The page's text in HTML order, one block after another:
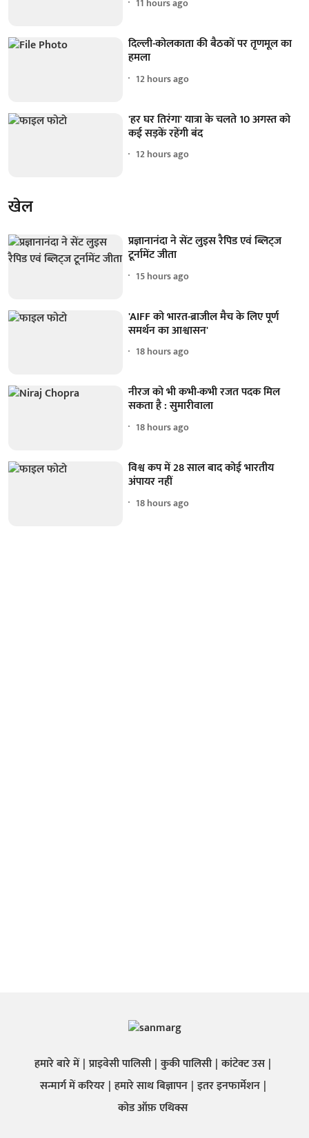
दिल्ली-कोलकाता की बैठकों पर तृणमूल का
हमला
12 hours ago
'हर घर तिरंगा' यात्रा के चलते 10 अगस्त को
कई सड़कें रहेंगी बंद
12 hours ago
खेल
प्रज्ञानानंदा ने सेंट लुइस रैपिड एवं ब्लिट्ज
टूर्नामेंट जीता
15 hours ago
'AIFF को भारत-ब्राजील मैच के लिए पूर्ण
समर्थन का आश्वासन'
18 hours ago
नीरज को भी कभी-कभी रजत पदक मिल
सकता है : सुमारीवाला
18 hours ago
विश्व कप में 28 साल बाद कोई भारतीय
अंपायर नहीं
18 hours ago
हमारे बारे में प्राइवेसी पालिसी कुकी पालिसी कांटेक्ट उस
सन्मार्ग में करियर हमारे साथ बिज्ञापन इतर इनफार्मेशन
कोड ऑफ़ एथिक्स